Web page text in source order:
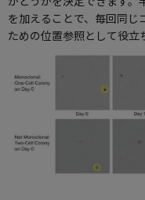
を加えることで、毎回同じ
ための位置参照として役立